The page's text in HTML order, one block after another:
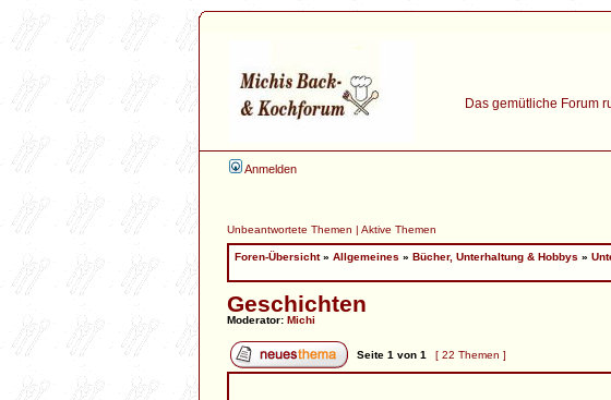
Das gemütliche Forum
Anmelden
Unbeantwortete Themen | Aktive Themen
Foren-Übersicht» Allgemeines » Bücher, Unterhaltung & Hobbys »
Geschichten
Moderator: Michi
Seite 1 von 1 [ 22 Themen ]